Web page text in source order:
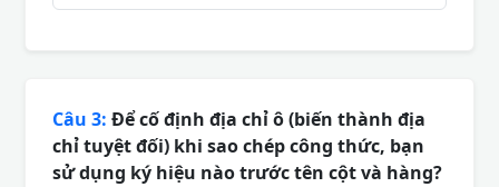
Câu 3: Để cố định địa chỉ ô (biến thành địa
chỉ tuyệt đối) khi sao chép công thức, bạn
sử dụng ký hiệu nào trước tên cột và hàng?